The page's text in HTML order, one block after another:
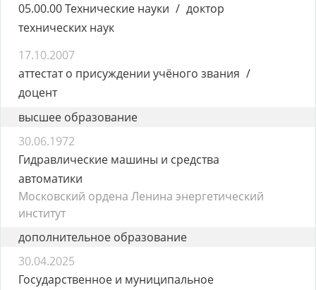
05.00.00 Технические науки
доктор
технических наук
17.10.2007
аттестат о присуждении учёного звания
доцент
высшее образование
30.06.1972
Гидравлические машины и средства
автоматики
Московский ордена Ленина энергетический
институт
дополнительное образование
30.04.2025
Государственное и муниципальное